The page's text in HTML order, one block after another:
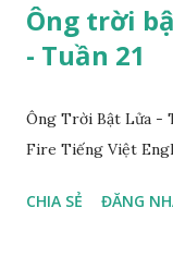
Ông trời
- Tuần 21
Ông Trời Bật Lửa -
Fire Tiếng Việt
CHIA SẺ ĐĂNG